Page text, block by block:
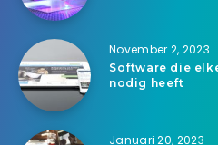
November 2, 2023
Software die
nodig heeft
Januari 20, 2023